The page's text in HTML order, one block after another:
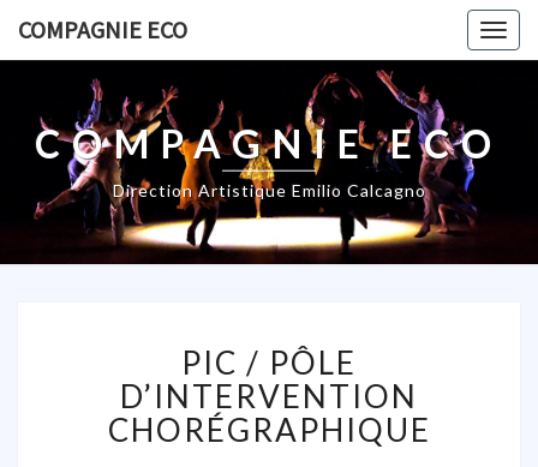
COMPAGNIE ECO
COMPAGNIE ECO
Direction Artistique Emilio Calcagno
I
C
/
P
PIC / PÔLE
D’INTERVENTION
CHORÉGRAPHIQUE